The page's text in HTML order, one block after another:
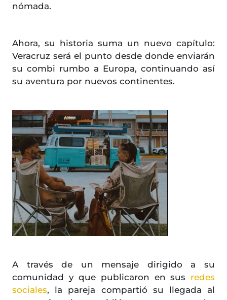
nómada.
Ahora, su historia suma un nuevo capítulo:
Veracruz será el punto desde donde enviarán
su combi rumbo a Europa, continuando así
su aventura por nuevos continentes.
A través de un mensaje dirigido a su
comunidad y que publicaron en sus redes
sociales, la pareja compartió su llegada al